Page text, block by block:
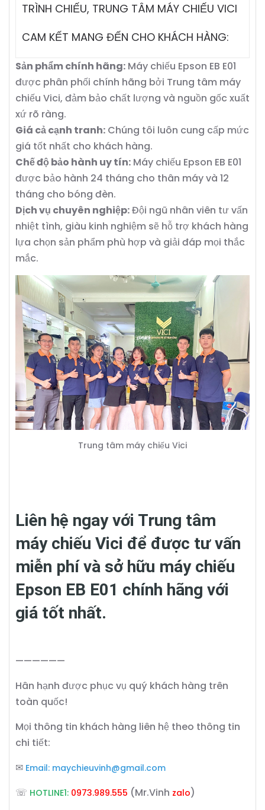
TRÌNH CHIẾU, TRUNG TÂM MÁY CHIẾU VICI
CAM KẾT MANG ĐẾN CHO KHÁCH HÀNG:
Sản phẩm chính hãng: Máy chiếu Epson EB E01
được phân phối chính hãng bởi Trung tâm máy
chiếu Vici, đảm bảo chất lượng và nguồn gốc xuất
xứ rõ ràng.
Giá cả cạnh tranh: Chúng tôi luôn cung cấp mức
giá tốt nhất cho khách hàng.
Chế độ bảo hành uy tín: Máy chiếu Epson EB E01
được bảo hành 24 tháng cho thân máy và 12
tháng cho bóng đèn.
Dịch vụ chuyên nghiệp:Đội ngũ nhân viên tư vấn
nhiệt tình, giàu kinh nghiệm sẽ hỗ trợ khách hàng
lựa chọn sản phẩm phù hợp và giải đáp mọi thắc
mắc.
Trung tâm máy chiếu Vici
Liên hệ ngay với Trung tâm
máy chiếu Vici để được tư vấn
miễn phí và sở hữu máy chiếu
Epson EB E01 chính hãng với
giá tốt nhất.
——————
Hân hạnh được phục vụ quý khách hàng trên
toàn quốc!
Mọi thông tin khách hàng liên hệ theo thông tin
chi tiết:
✉ Email: maychieuvinh@gmail.com
☏ HOTLINE1: 0973.989.555 (Mr.Vinh zalo)